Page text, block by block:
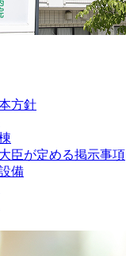
方針
臣が定める掲示事項
備